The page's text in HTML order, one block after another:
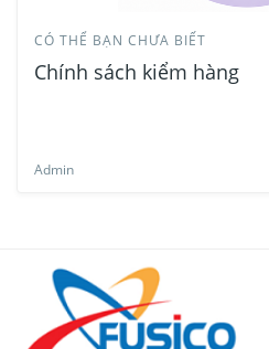
CÓ THỂ BẠN CHƯA BIẾT
Chính sách kiểm hàng
Admin